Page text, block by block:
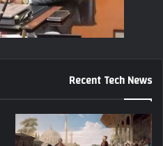
Recent Tech News